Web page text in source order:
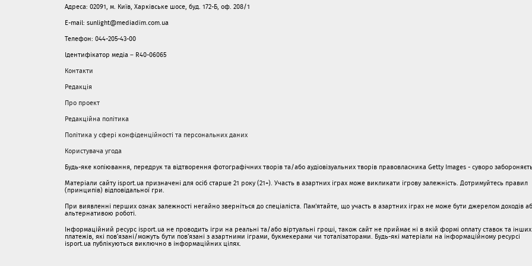
Адреса: 02091, м. Київ, Харківське шосе, буд. 172-Б, оф. 208/1
E-mail: sunlight@mediadim.com.ua
Телефон: 044-205-43-00
Ідентифікатор медіа – R40-06065
Контакти
Редакція
Про проект
Редакційна політика
Політика у сфері конфіденційності та персональних даних
Користувача угода
Будь-яке копіювання, передрук та відтворення фотографічних творів та/або аудіовізуальних творів правовласника Getty Images - суворо
Матеріали сайту isport.ua призначені для осіб старше 21 року (21+). Участь в азартних іграх може викликати ігрову залежність. Дотримуйтесь правил
(принципів) відповідальної гри.
При виявленні перших ознак залежності негайно зверніться до спеціаліста. Пам'ятайте, що участь в азартних іграх не може бути джерелом доходів
альтернативою роботі.
Інформаційний ресурс isport.ua не проводить ігри на реальні та/або віртуальні гроші, також сайт не приймає ні в якій формі оплату ставок та інших
платежів, які пов’язані/можуть бути пов’язані з азартними іграми, букмекерами чи тоталізаторами. Будь-які матеріали на інформаційному ресурсі
isport.ua публікуються виключно в інформаційних цілях.